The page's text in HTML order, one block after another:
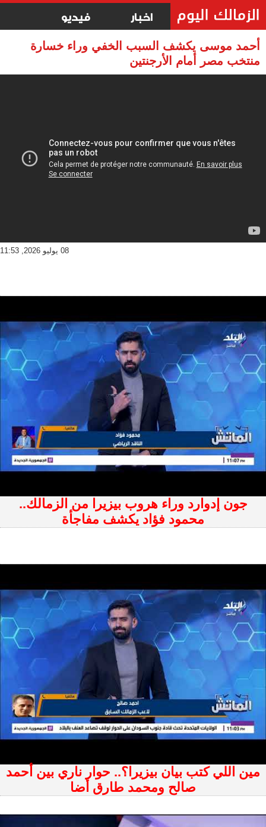
اخبار فيديو
أحمد موسى يكشف السبب الخفي وراء خسارة
منتخب مصر أمام الأرجنتين
08 يوليو 2026, 11:53
جون إدوارد وراء هروب بيزيرا من الزمالك..
محمود فؤاد يكشف مفاجأة
مين اللي كتب بيان بيزيرا؟.. حوار ناري بين أحمد
صالح ومحمد طارق أضا